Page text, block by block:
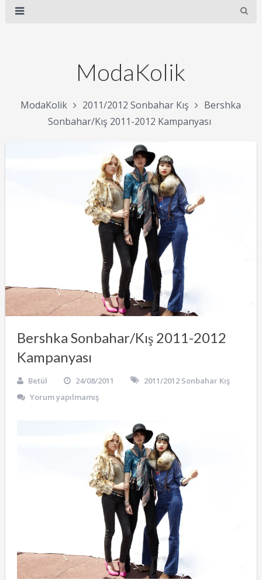
ModaKolik
ModaKolik 2011/2012 Sonbahar Kış
Bershka
Sonbahar/Kış 2011-2012 Kampanyası
Bershka Sonbahar/Kış 2011-2012
Kampanyası
Betül 24/08/2011
2011/2012 Sonbahar Kış
Yorum yapılmamış